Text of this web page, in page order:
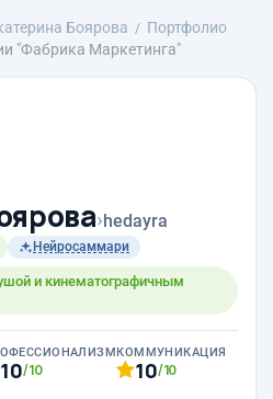
Боярова
Портфолио
"Фабрика Маркетинга"
›hedayra
Нейросаммари
и кинематографичным
10/10
КОММУНИКАЦИЯ
10/10